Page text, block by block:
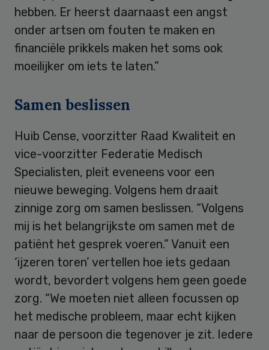
hebben. Er heerst daarnaast een angst
onder artsen om fouten te maken en
financiële prikkels maken het soms ook
moeilijker om iets te laten.”
Samen beslissen
Huib Cense, voorzitter Raad Kwaliteit en
vice-voorzitter Federatie Medisch
Specialisten, pleit eveneens voor een
nieuwe beweging. Volgens hem draait
zinnige zorg om samen beslissen. “Volgens
mij is het belangrijkste om samen met de
patiënt het gesprek voeren.” Vanuit een
‘ijzeren toren’ vertellen hoe iets gedaan
wordt, bevordert volgens hem geen goede
zorg. “We moeten niet alleen focussen op
het medische probleem, maar echt kijken
naar de persoon die tegenover je zit. Iedere